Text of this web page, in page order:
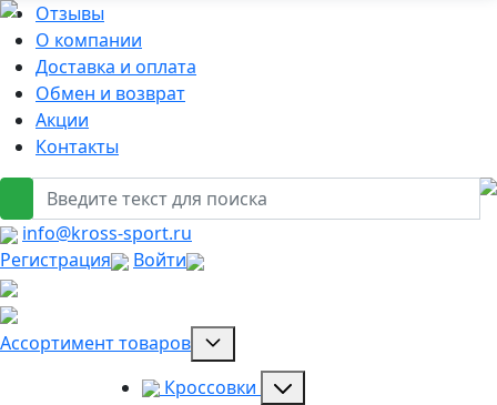
Отзывы
О компании
Доставка и оплата
Обмен и возврат
Акции
Контакты
info@kross-sport.ru
Регистрация
Войти
Ассортимент товаров
Кроссовки